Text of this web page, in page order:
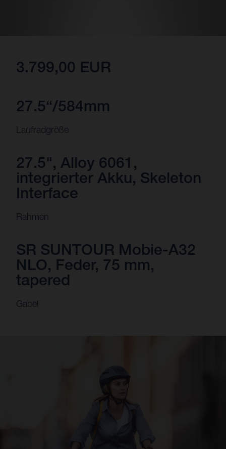
3.799,00 EUR
27.5“/584mm
Laufradgröße
27.5", Alloy 6061,
integrierter Akku, Skeleton
Interface
Rahmen
SR SUNTOUR Mobie-A32
NLO, Feder, 75 mm,
tapered
Gabel